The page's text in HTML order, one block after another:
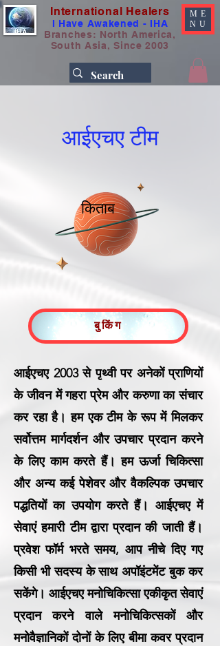
International Healers
I Have Awakened - IHA
Branches: North America,
South Asia, Since 2003
ME
NU
आईएचए टीम
किताब
बुकिंग
आईएचए 2003 से पृथ्वी पर अनेकों प्राणियों
के जीवन में गहरा प्रेम और करुणा का संचार
कर रहा है। हम एक टीम के रूप में मिलकर
सर्वोत्तम मार्गदर्शन और उपचार प्रदान करने
के लिए काम करते हैं। हम ऊर्जा चिकित्सा
और अन्य कई पेशेवर और वैकल्पिक उपचार
पद्धतियों का उपयोग करते हैं। आईएचए में
सेवाएं हमारी टीम द्वारा प्रदान की जाती हैं।
प्रवेश फॉर्म भरते समय, आप नीचे दिए गए
किसी भी सदस्य के साथ अपॉइंटमेंट बुक कर
सकेंगे। आईएचए मनोचिकित्सा एकीकृत सेवाएं
प्रदान करने वाले मनोचिकित्सकों और
मनोवैज्ञानिकों दोनों के लिए बीमा कवर प्रदान